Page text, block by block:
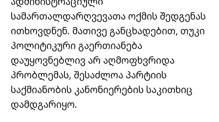
სამართალდარღვევათა ოქმის შედგენას
ითხოვდნენ. მათივე განცხადებით, თუკი
პოლიტიკური გაერთიანება
დაუყოვნებლივ არ აღმოფხვრიდა
პრობლემას, შესაძლოა პარტიის
საქმიანობის კანონიერების საკითხიც
დამდგარიყო.